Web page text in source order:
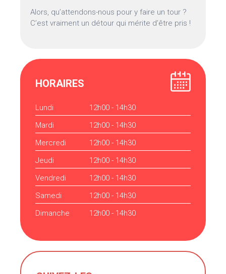
Alors, qu’attendons-nous pour y faire un tour ?
C’est vraiment un détour qui mérite d’être pris !
HORAIRES
Lundi
12h00 - 14h30
Mardi
12h00 - 14h30
Mercredi
12h00 - 14h30
Jeudi
12h00 - 14h30
Vendredi
12h00 - 14h30
Samedi
12h00 - 14h30
Dimanche
12h00 - 14h30